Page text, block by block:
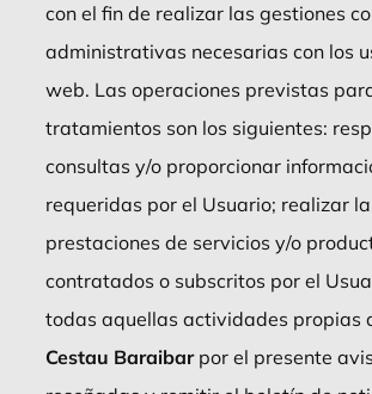
con el fin de realizar las gestiones
administrativas necesarias con los
web. Las operaciones previstas
tratamientos son los siguientes:
consultas y/o proporcionar
requeridas por el Usuario; realizar
prestaciones de servicios y/o
contratados o subscritos por el
todas aquellas actividades propias
Cestau Baraibarpor el presente